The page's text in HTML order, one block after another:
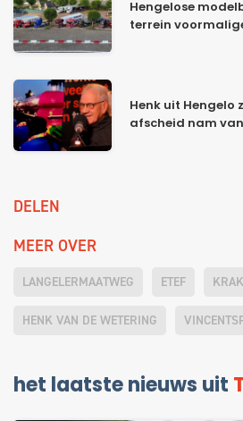
Hengelose
terrein
Henk uit Hengelo
afscheid nam
DELEN
MEER OVER
LANGELERMAATWEG ETEF
HENK VAN DE WETERING
het laatste nieuws uit